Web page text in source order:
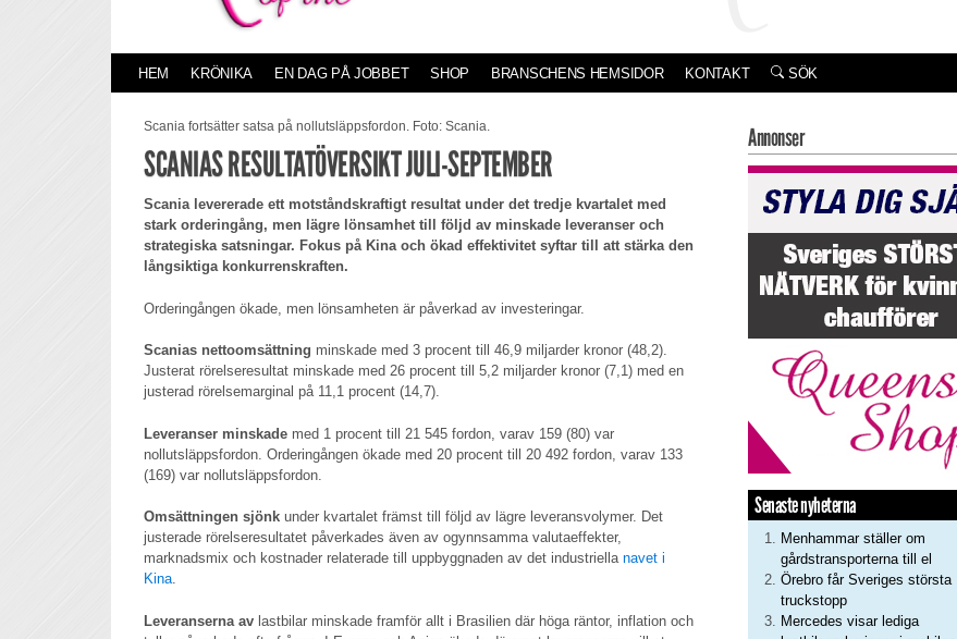
HEM KRÖNIKA EN DAG PÅ JOBBET SHOP BRANSCHENS HEMSIDOR KONTAKT SÖK
Scania fortsätter satsa på nollutsläppsfordon. Foto: Scania.
SCANIAS RESULTATÖVERSIKT JULI-SEPTEMBER
Scania levererade ett motståndskraftigt resultat under det tredje kvartalet med
stark orderingång, men lägre lönsamhet till följd av minskade leveranser och
strategiska satsningar. Fokus på Kina och ökad effektivitet syftar till att stärka den
långsiktiga konkurrenskraften.
Orderingången ökade, men lönsamheten är påverkad av investeringar.
Scanias nettoomsättning minskade med 3 procent till 46,9 miljarder kronor (48,2).
Justerat rörelseresultat minskade med 26 procent till 5,2 miljarder kronor (7,1) med en
justerad rörelsemarginal på 11,1 procent (14,7).
Leveranser minskade med 1 procent till 21 545 fordon, varav 159 (80) var
nollutsläppsfordon. Orderingången ökade med 20 procent till 20 492 fordon, varav 133
(169) var nollutsläppsfordon.
Omsättningen sjönk under kvartalet främst till följd av lägre leveransvolymer. Det
justerade rörelseresultatet påverkades även av ogynnsamma valutaeffekter,
marknadsmix och kostnader relaterade till uppbyggnaden av det industriella navet i
Kina.
Leveranserna av lastbilar minskade framför allt i Brasilien där höga räntor, inflation och
Annonser
Senaste nyheterna
Menhammar ställer om
gårdstransporterna till el
Örebro får Sveriges största
truckstopp
Mercedes visar lediga